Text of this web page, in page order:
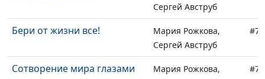
Сергей Авструб
Бери от жизни все!
Мария Рожкова,
Сергей Авструб
Сотворение мира глазами
Мария Рожкова,